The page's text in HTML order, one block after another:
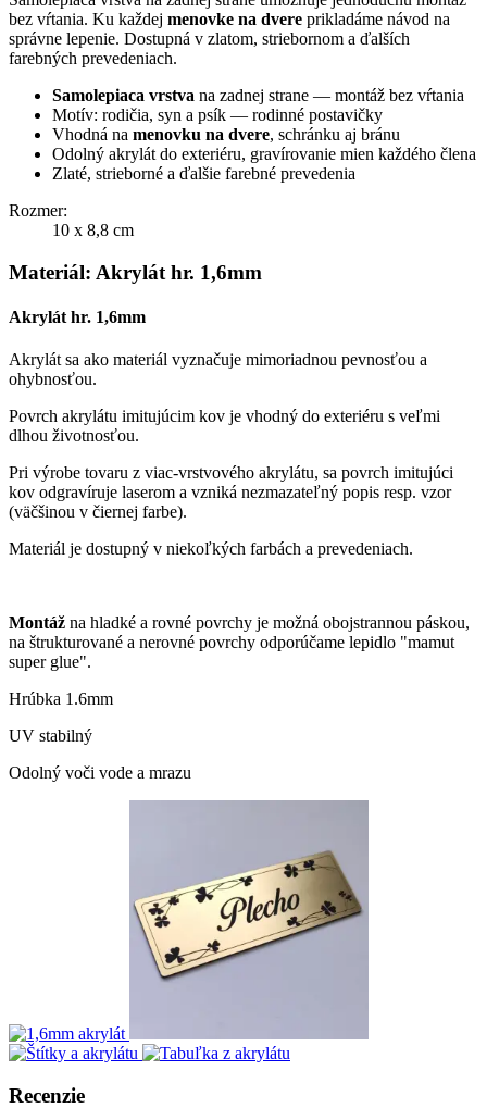
bez vŕtania. Ku každej menovke na dvere prikladáme návod na
správne lepenie. Dostupná v zlatom, striebornom a ďalších
farebných prevedeniach.
Samolepiaca vrstva na zadnej strane — montáž bez vŕtania
Motív: rodičia, syn a psík — rodinné postavičky
Vhodná na menovku na dvere, schránku aj bránu
Odolný akrylát do exteriéru, gravírovanie mien každého člena
Zlaté, strieborné a ďalšie farebné prevedenia
Rozmer:
10 x 8,8 cm
Materiál: Akrylát hr. 1,6mm
Akrylát hr. 1,6mm
Akrylát sa ako materiál vyznačuje mimoriadnou pevnosťou a
ohybnosťou.
Povrch akrylátu imitujúcim kov je vhodný do exteriéru s veľmi
dlhou životnosťou.
Pri výrobe tovaru z viac-vrstvového akrylátu, sa povrch imitujúci
kov odgravíruje laserom a vzniká nezmazateľný popis resp. vzor
(väčšinou v čiernej farbe).
Materiál je dostupný v niekoľkých farbách a prevedeniach.
Montáž na hladké a rovné povrchy je možná obojstrannou páskou,
na štrukturované a nerovné povrchy odporúčame lepidlo "mamut
super glue".
Hrúbka 1.6mm
UV stabilný
Odolný voči vode a mrazu
Recenzie